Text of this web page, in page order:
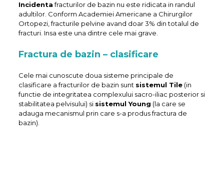
Incidentafracturilor de bazin nu este ridicata in randul
adultilor. Conform Academiei Americane a Chirurgilor
Ortopezi, fracturile pelvine avand doar 3% din totalul de
fracturi. Insa este una dintre cele mai grave.
Fractura de bazin – clasificare
Cele mai cunoscute doua sisteme principale de
clasificare a fracturilor de bazin sunt sistemul Tile(in
functie de integritatea complexului sacro-iliac posterior si
stabilitatea pelvisului) si sistemul Young (la care se
adauga mecanismul prin care s-a produs fractura de
bazin).